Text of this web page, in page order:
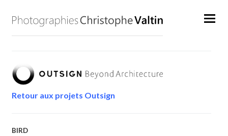
Retour aux projets Outsign
BIRD